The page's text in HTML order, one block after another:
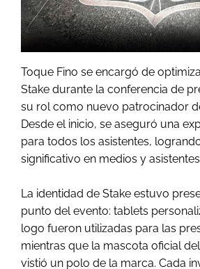
Toque Fino se encargó de
Stake durante la conferencia de
su rol como nuevo patrocinador
Desde el inicio, se aseguró una
para todos los asistentes,
significativo en medios y
La identidad de Stake estuvo
punto del evento: tablets
logo fueron utilizadas para las
mientras que la mascota oficial del
vistió un polo de la marca. Cada